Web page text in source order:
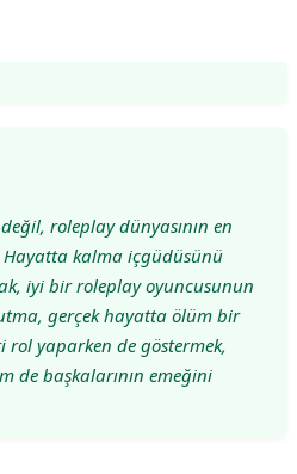
roleplay dünyasının en
Hayatta kalma içgüdüsünü
iyi bir roleplay oyuncusunun
gerçek hayatta ölüm bir
rol yaparken de göstermek,
de başkalarının emeğini